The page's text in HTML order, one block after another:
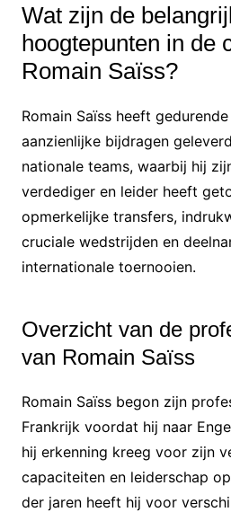
Wat zijn de
hoogtepunten in de
Romain Saïss?
Romain Saïss heeft
aanzienlijke bijdragen
nationale teams, waarbij hij
verdediger en leider heeft
opmerkelijke transfers,
cruciale wedstrijden en
internationale toernooien.
Overzicht van de
van Romain Saïss
Romain Saïss begon zijn
Frankrijk voordat hij naar
hij erkenning kreeg voor zijn
capaciteiten en leiderschap
der jaren heeft hij voor